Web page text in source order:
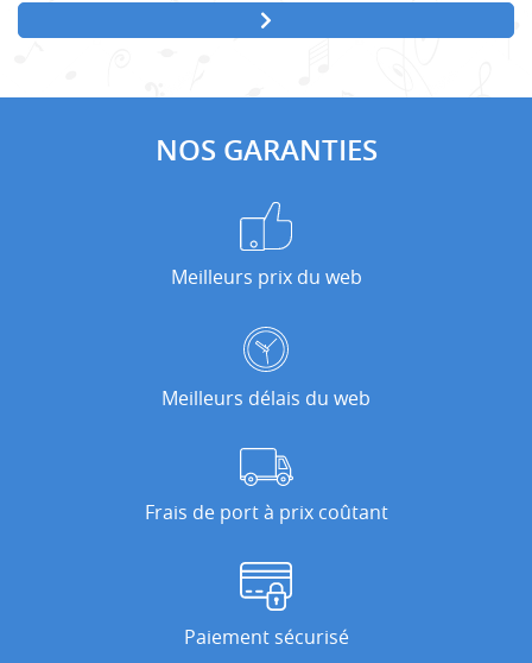
NOS GARANTIES
Meilleurs prix du web
Meilleurs délais du web
Frais de port à prix coûtant
Paiement sécurisé